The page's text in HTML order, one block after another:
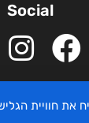
Social
את חוויית